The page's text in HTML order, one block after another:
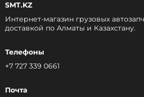
SMT.KZ
Интернет-магазин грузовых
доставкой по Алматы и Казахстану.
Телефоны
+7 727 339 0661
Почта